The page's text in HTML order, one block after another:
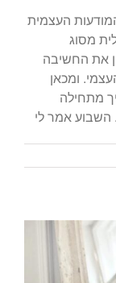
העצמית
מסוג
את החשיבה
ומכאן
מתחילה
השבוע אמר לי